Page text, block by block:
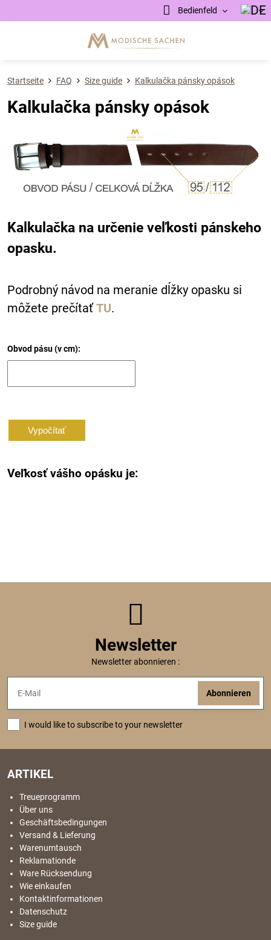
Bedienfeld
Startseite FAQ Size guide Kalkulačka pánsky opások
Kalkulačka pánsky opások
Kalkulačka na určenie veľkosti pánskeho
opasku.
Podrobný návod na meranie dĺžky opasku si
môžete prečítaťTU.
Obvod pásu (v cm):
Veľkosť vášho opásku je:
Newsletter
Newsletter abonnieren :
Abonnieren
I would like to subscribe to your newsletter
ARTIKEL
Treueprogramm
Über uns
Geschäftsbedingungen
Versand & Lieferung
Warenumtausch
Reklamationde
Ware Rücksendung
Wie einkaufen
Kontaktinformationen
Datenschutz
Size guide